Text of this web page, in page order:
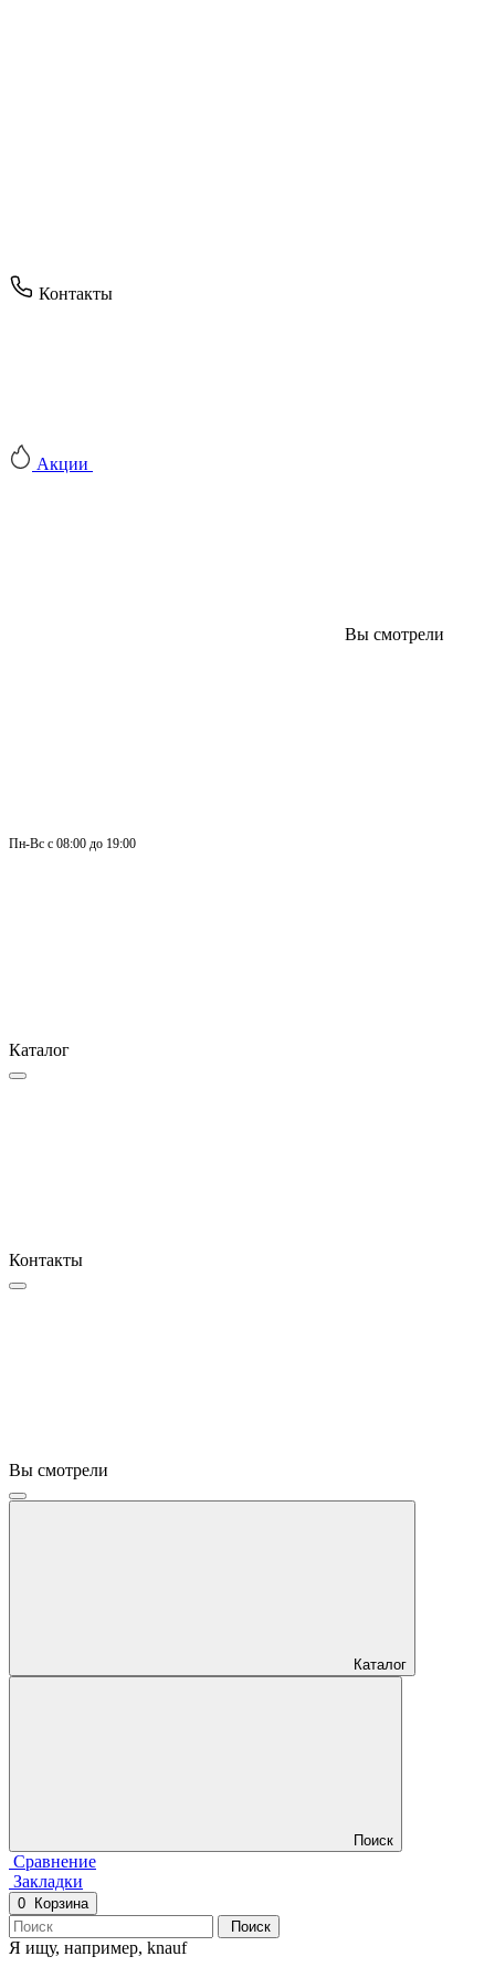
Контакты
Акции
Вы смотрели
Пн-Вс с 08:00 до 19:00
Каталог
Контакты
Вы смотрели
Каталог
Поиск
Сравнение
Закладки
0
Корзина
Поиск
Я ищу, например, knauf